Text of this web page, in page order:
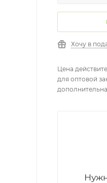
Хочу в
Цена
для оптовой